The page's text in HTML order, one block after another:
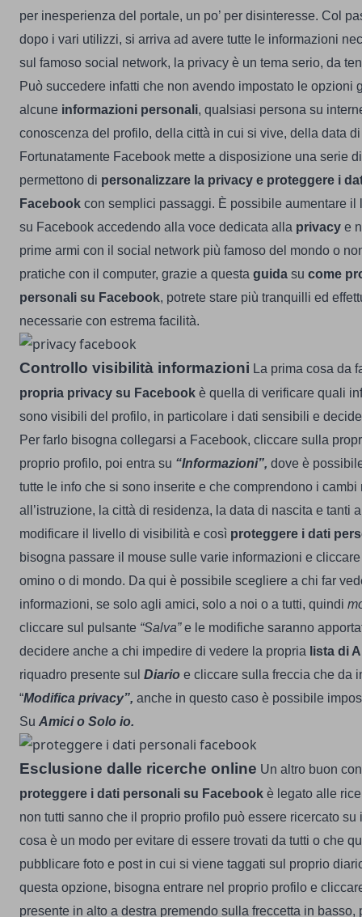
per inesperienza del portale, un po’ per disinteresse. Col
dopo i vari utilizzi, si arriva ad avere tutte le informazioni
sul famoso social network, la privacy è un tema serio, da
Può succedere infatti che non avendo impostato le opzioni
alcune informazioni personali, qualsiasi persona su
conoscenza del profilo, della città in cui si vive, della data
Fortunatamente Facebook mette a disposizione una serie
permettono di personalizzare la privacy e proteggere i
Facebook con semplici passaggi. È possibile aumentare
su Facebook accedendo alla voce dedicata alla privacy e
prime armi con il social network più famoso del mondo o
pratiche con il computer, grazie a questa guida su come
personali su Facebook, potrete stare più tranquilli ed
necessarie con estrema facilità.
Controllo visibilità informazioni La prima cosa da
propria privacy su Facebook è quella di verificare quali
sono visibili del profilo, in particolare i dati sensibili e
Per farlo bisogna collegarsi a Facebook, cliccare sulla
proprio profilo, poi entra su “Informazioni”, dove è
tutte le info che si sono inserite e che comprendono i
all’istruzione, la città di residenza, la data di nascita e tanti
modificare il livello di visibilità e così proteggere i dati
bisogna passare il mouse sulle varie informazioni e
omino o di mondo. Da qui è possibile scegliere a chi far
informazioni, se solo agli amici, solo a noi o a tutti, quindi
cliccare sul pulsante “Salva”e le modifiche saranno
decidere anche a chi impedire di vedere la propria lista di
riquadro presente sul Diario e cliccare sulla freccia che da
“Modifica privacy”, anche in questo caso è possibile
Su Amici o Solo io.
Esclusione dalle ricerche online Un altro buon
proteggere i dati personali su Facebook è legato alle
non tutti sanno che il proprio profilo può essere ricercato su
cosa è un modo per evitare di essere trovati da tutti o che
pubblicare foto e post in cui si viene taggati sul proprio
questa opzione, bisogna entrare nel proprio profilo e
presente in alto a destra premendo sulla freccetta in basso,